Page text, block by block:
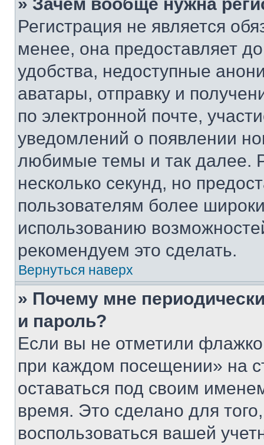
Регистрация не является
менее, она предоставляет
удобства, недоступные
аватары, отправку и
по электронной почте,
уведомлений о появлении
любимые темы и так далее.
несколько секунд, но
пользователям более
использованию
рекомендуем это сделать.
Вернуться наверх
» Почему мне
и пароль?
Если вы не отметили
при каждом посещении» на
оставаться под своим
время. Это сделано для
воспользоваться вашей